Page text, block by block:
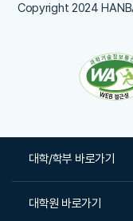
Copyright 2024
대학/학부 바로가기
대학원 바로가기